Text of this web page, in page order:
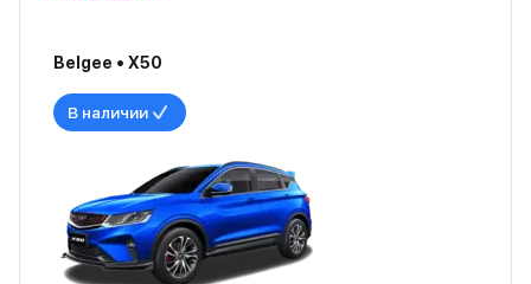
Belgee • X50
В наличии